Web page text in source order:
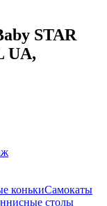
STAR
UA,
конькиСамокаты
столы